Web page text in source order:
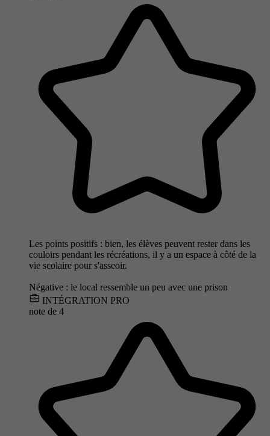
Les points positifs : bien, les élèves peuvent rester dans les
couloirs pendant les récréations, il y a un espace à côté de la
vie scolaire pour s'asseoir.
Négative : le local ressemble un peu avec une prison
INTÉGRATION PRO
note de 4